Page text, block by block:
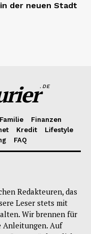
der neuen Stadt
.DE
Familie
Finanzen
Kredit
Lifestyle
FAQ
Redakteuren, das
Leser stets mit
Wir brennen für
Anleitungen. Auf